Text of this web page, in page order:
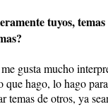
tuyos,
gusta mucho
hago, lo hago
temas de otros, ya